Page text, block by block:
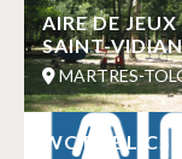
AIRE DE JEUX
SAINT-VIDIAN
MARTRES-
WC PUBLICS